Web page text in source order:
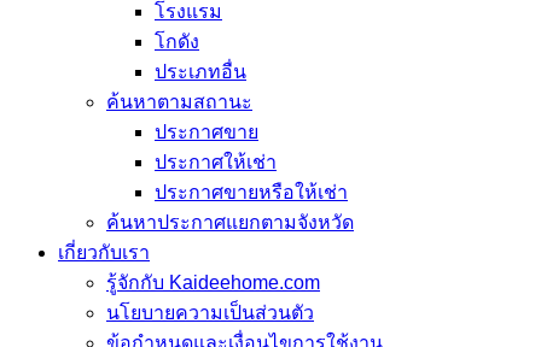
โรงแรม
โกดัง
ประเภทอื่น
ค้นหาตามสถานะ
ประกาศขาย
ประกาศให้เช่า
ประกาศขายหรือให้เช่า
ค้นหาประกาศแยกตามจังหวัด
เกี่ยวกับเรา
รู้จักกับ Kaideehome.com
นโยบายความเป็นส่วนตัว
ข้อกำหนดและเงื่อนไขการใช้งาน